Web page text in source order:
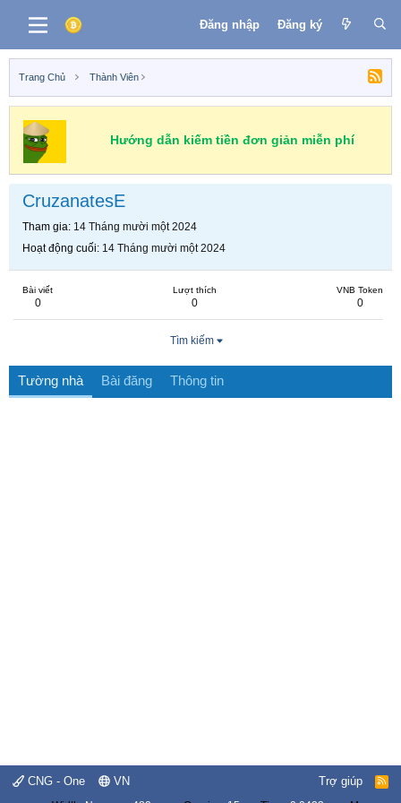
Đăng nhập Đăng ký
Trang Chủ Thành Viên
Hướng dẫn kiếm tiền đơn giản miễn phí
CruzanatesE
Tham gia 14 Tháng mười một 2024
Hoạt động cuối 14 Tháng mười một 2024
Bài viết
0
Lượt thích
0
VNB Token
0
Tìm kiếm
Tường nhà Bài đăng Thông tin
CNG - One VN Trợ giúp
R